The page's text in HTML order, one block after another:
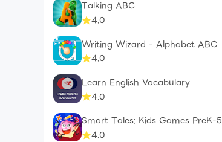
Talking ABC
4.0
Writing Wizard - Alphabet ABC
4.0
Learn English Vocabulary
4.0
Smart Tales: Kids Games PreK-5
4.0